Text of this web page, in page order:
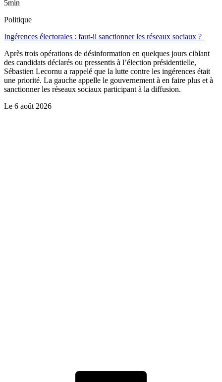
5min
Politique
Ingérences électorales : faut-il sanctionner les réseaux sociaux ?
Après trois opérations de désinformation en quelques jours ciblant
des candidats déclarés ou pressentis à l’élection présidentielle,
Sébastien Lecornu a rappelé que la lutte contre les ingérences était
une priorité. La gauche appelle le gouvernement à en faire plus et à
sanctionner les réseaux sociaux participant à la diffusion.
Le 6 août 2026